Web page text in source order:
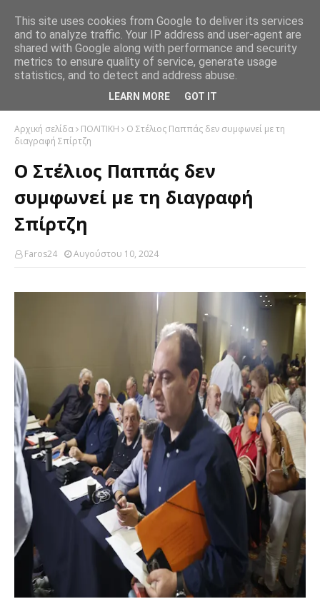
Αρχική σελίδα ΠΟΛΙΤΙΚΗ
Ο Στέλιος Παππάς δεν συμφωνεί με τη
διαγραφή Σπίρτζη
Ο Στέλιος Παππάς δεν
συμφωνεί με τη διαγραφή
Σπίρτζη
Faros24 Αυγούστου 10, 2024
This site uses cookies from Google to deliver its services
and to analyze traffic. Your IP address and user-agent are
shared with Google along with performance and security
metrics to ensure quality of service, generate usage
statistics, and to detect and address abuse.
LEARN MORE GOT IT